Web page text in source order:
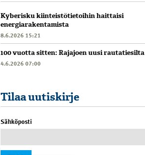
Kyberisku kiinteistötietoihin haittaisi
energiarakentamista
8.6.2026 15:21
100 vuotta sitten: Rajajoen uusi rautatiesilta
4.6.2026 07:00
Tilaa uutiskirje
Sähköposti